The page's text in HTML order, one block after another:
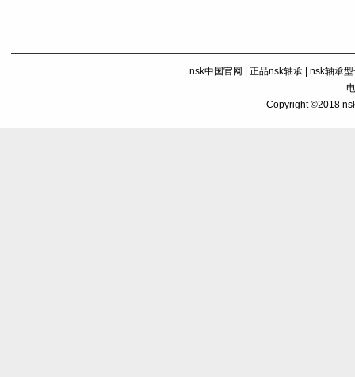
nsk中国官网 |正品nsk轴承 |nsk轴承
Copyright ©2018